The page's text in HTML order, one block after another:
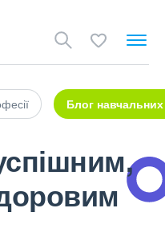
Блог навчальних